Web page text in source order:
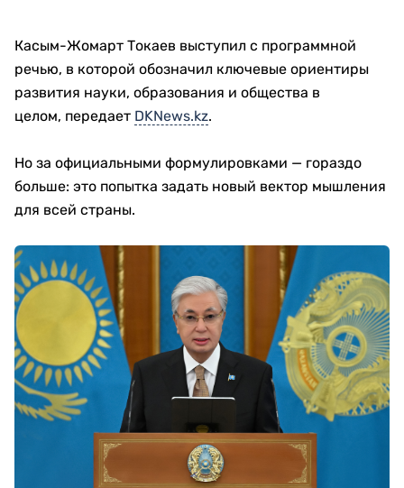
Касым-Жомарт Токаев выступил с программной
речью, в которой обозначил ключевые ориентиры
развития науки, образования и общества в
целом, передает DKNews.kz.
Но за официальными формулировками — гораздо
больше: это попытка задать новый вектор мышления
для всей страны.